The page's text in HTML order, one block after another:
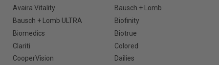
Avaira Vitality
Bausch + Lomb
Bausch + Lomb ULTRA
Biofinity
Biomedics
Biotrue
Clariti
Colored
CooperVision
Dailies